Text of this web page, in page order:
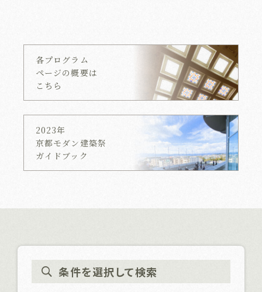
各プログラム
ページの概要は
こちら
2023年
京都モダン建築祭
ガイドブック
条件を選択して検索